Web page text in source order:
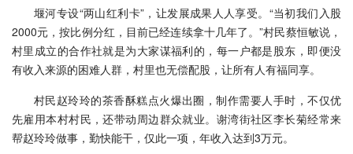
堰河专设“两山红利卡”，让发展成果人人享受。“当初我们入股
2000元，按比例分红，目前已经连续拿十几年了。”村民蔡恒敏说，
村里成立的合作社就是为大家谋福利的，每一户都是股东，即便没
有收入来源的困难人群，村里也无偿配股，让所有人有福同享。
村民赵玲玲的茶香酥糕点火爆出圈，制作需要人手时，不仅优
先雇用本村村民，还带动周边群众就业。谢湾街社区李长菊经常来
帮赵玲玲做事，勤快能干，仅此一项，年收入达到3万元。